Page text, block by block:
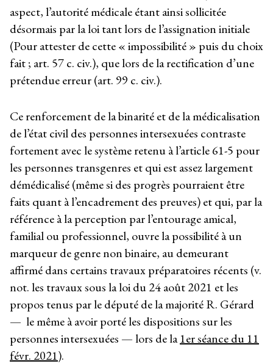
aspect, l’autorité médicale étant ainsi sollicitée
désormais par la loi tant lors de l’assignation initiale
(Pour attester de cette « impossibilité » puis du choix
fait ; art. 57 c. civ.), que lors de la rectification d’une
prétendue erreur (art. 99 c. civ.).
Ce renforcement de la binarité et de la médicalisation
de l’état civil des personnes intersexuées contraste
fortement avec le système retenu à l’article 61-5 pour
les personnes transgenres et qui est assez largement
démédicalisé (même si des progrès pourraient être
faits quant à l’encadrement des preuves) et qui, par la
référence à la perception par l’entourage amical,
familial ou professionnel, ouvre la possibilité à un
marqueur de genre non binaire, au demeurant
affirmé dans certains travaux préparatoires récents (v.
not. les travaux sous la loi du 24 août 2021 et les
propos tenus par le député de la majorité R. Gérard
— le même à avoir porté les dispositions sur les
personnes intersexuées —lors de la1erséance du 11
févr. 2021).